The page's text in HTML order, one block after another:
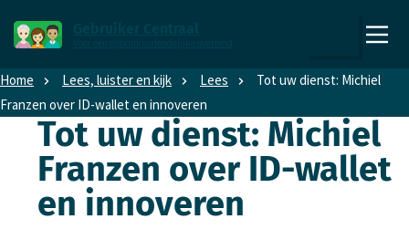
naar
de
homepage
Home Lees, luister en kijk Lees
Tot uw dienst: Michiel
Franzen over ID-wallet en inn­overen
Tot uw dienst: Michiel
Franzen over ID-wallet
en inn­overen